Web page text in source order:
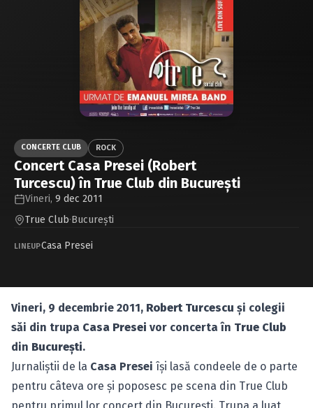
Caută în site...
CONCERTE CLUB ROCK
Concert Casa Presei (Robert
Turcescu) în True Club din Bucureşti
Vineri, 9 dec 2011
True Club·Bucureşti
LINEUPCasa Presei
Vineri, 9 decembrie 2011, Robert Turcescu şi colegii
săi din trupa Casa Presei vor concerta în True Club
din Bucureşti.
Jurnaliştii de la Casa Presei îşi lasă condeele de o parte
pentru câteva ore şi poposesc pe scena din True Club